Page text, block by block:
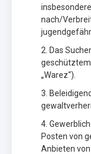
nach/
Das
geschütztem
„Warez“).
Posten von
Anbieten